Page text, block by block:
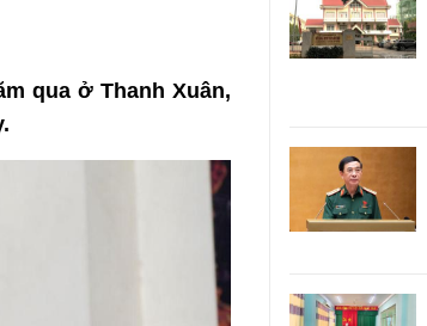
qua ở Thanh Xuân,